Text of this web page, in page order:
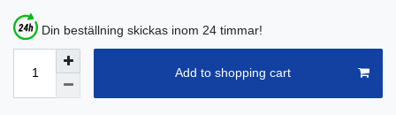
Din beställning skickas inom 24 timmar!
Add to shopping cart